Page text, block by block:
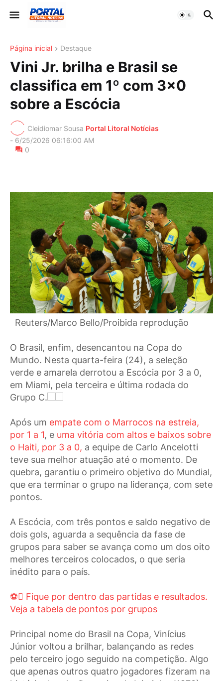
Página inicial Destaque
Vini Jr. brilha e Brasil se
classifica em 1º com 3x0
sobre a Escócia
Cleidiomar Sousa Portal Litoral Notícias
- 6/25/2026 06:16:00 AM
0
Reuters/Marco Bello/Proibida reprodução
O Brasil, enfim, desencantou na Copa do
Mundo. Nesta quarta-feira (24), a seleção
verde e amarela derrotou a Escócia por 3 a 0,
em Miami, pela terceira e última rodada do
Grupo C.
Após um empate com o Marrocos na estreia,
por 1 a 1, e uma vitória com altos e baixos sobre
o Haiti, por 3 a 0, a equipe de Carlo Ancelotti
teve sua melhor atuação até o momento. De
quebra, garantiu o primeiro objetivo do Mundial,
que era terminar o grupo na liderança, com sete
pontos.
A Escócia, com três pontos e saldo negativo de
dois gols, aguarda a sequência da fase de
grupos para saber se avança como um dos oito
melhores terceiros colocados, o que seria
inédito para o país.
⚽ Fique por dentro das partidas e resultados.
Veja a tabela de pontos por grupos
Principal nome do Brasil na Copa, Vinícius
Júnior voltou a brilhar, balançando as redes
pelo terceiro jogo seguido na competição. Algo
que apenas outros quatro jogadores fizeram na